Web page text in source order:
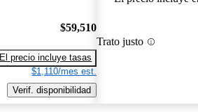
$59,510
El precio incluye tasas
$1,110/mes est.
Verif. disponibilidad
Trato justo